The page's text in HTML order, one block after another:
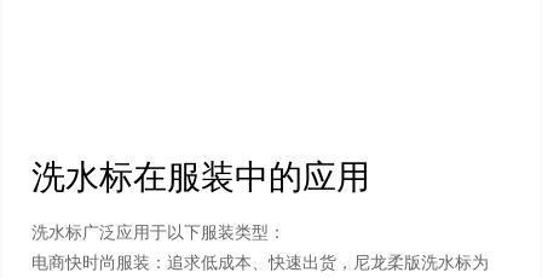
洗水标在服装中的应用
洗水标广泛应用于以下服装类型：
电商快时尚服装：追求低成本、快速出货，尼龙柔版洗水标为